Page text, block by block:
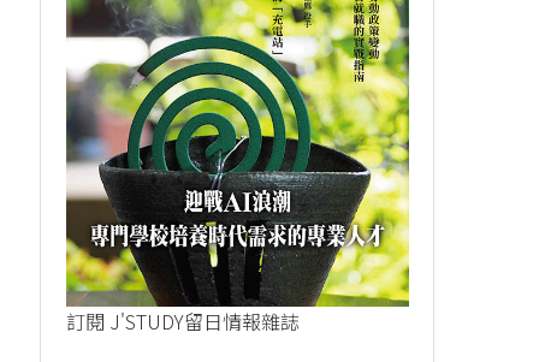
訂閱 J'STUDY留日情報雜誌